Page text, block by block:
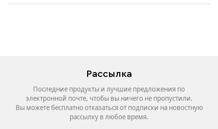
Рассылка
Последние продукты и лучшие предложения по
электронной почте, чтобы вы ничего не пропустили.
Вы можете бесплатно отказаться от подписки на новостную
рассылку в любое время.